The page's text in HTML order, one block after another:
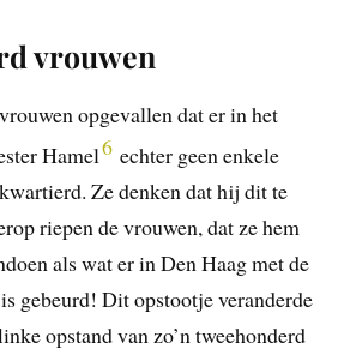
vrouwen
opgevallen dat er in het
Hamel6 echter geen enkele
Ze denken dat hij dit te
riepen de vrouwen, dat ze hem
als wat er in Den Haag met de
gebeurd! Dit opstootje veranderde
opstand van zo’n tweehonderd